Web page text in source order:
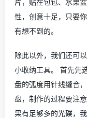
没什么用处。其实大
让这些旧碟片重新焕
上一层漂亮的纸或废
杯垫了，即美观又实
其次我们可以用来做
片，贴在包包、水果